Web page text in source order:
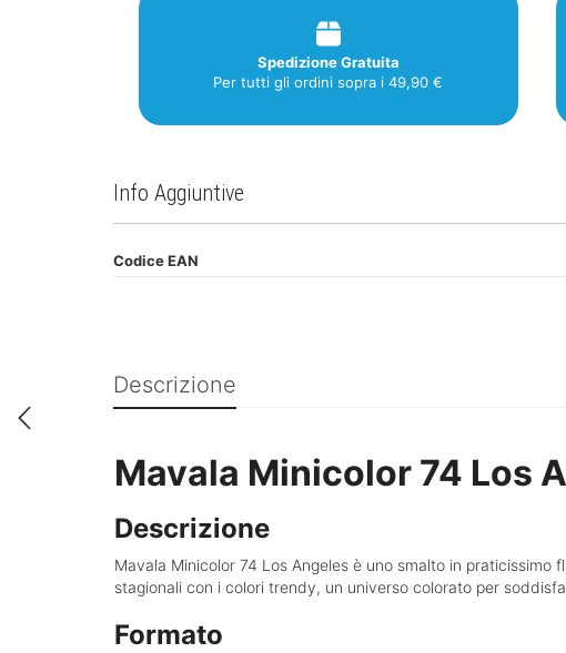
Spedizione Gratuita
Per tutti gli ordini sopra i 49,90 €
Info Aggiuntive
Codice EAN
Descrizione
Mavala Minicolor 74 Los
Descrizione
Mavala Minicolor 74 Los Angeles è uno smalto in praticissimo
stagionali con i colori trendy, un universo colorato per
Formato